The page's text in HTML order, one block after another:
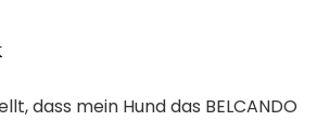
dass mein Hund das BELCANDO